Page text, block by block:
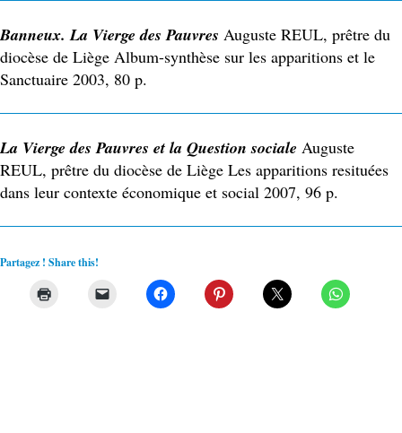
Banneux. La Vierge des Pauvres Auguste REUL, prêtre du
diocèse de Liège Album-synthèse sur les apparitions et le
Sanctuaire 2003, 80 p.
La Vierge des Pauvres et la Question sociale Auguste
REUL, prêtre du diocèse de Liège Les apparitions resituées
dans leur contexte économique et social 2007, 96 p.
Partagez ! Share this!